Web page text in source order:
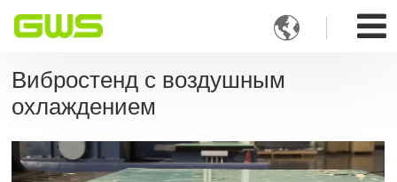

Вибростенд с воздушным
охлаждением